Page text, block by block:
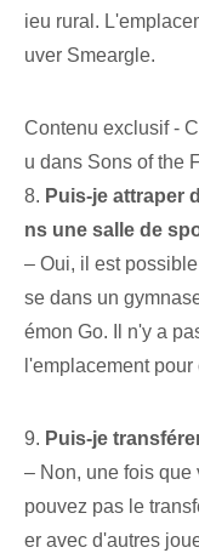
ieu rural.
uver Smeargle.
Contenu exclusif -
u dans Sons of the
8. Puis-je attraper
ns une ⁤salle de
– Oui, il est
se dans un
émon Go. Il n'y a
l'emplacement
9. Puis-je
– Non, une fois que
pouvez pas le
er avec d'autres